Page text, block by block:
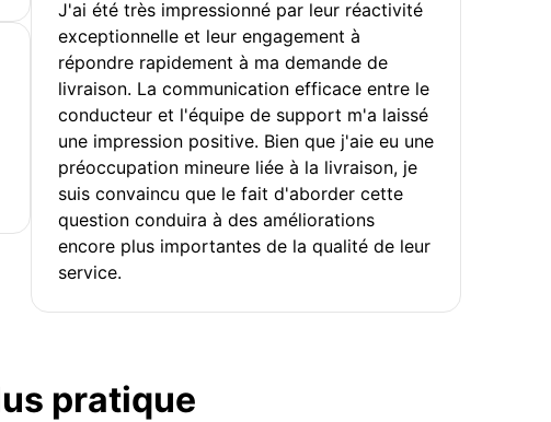
J'ai été très impressionné par leur réactivité
exceptionnelle et leur engagement à
répondre rapidement à ma demande de
livraison. La communication efficace entre le
conducteur et l'équipe de support m'a laissé
une impression positive. Bien que j'aie eu une
préoccupation mineure liée à la livraison, je
suis convaincu que le fait d'aborder cette
question conduira à des améliorations
encore plus importantes de la qualité de leur
service.
pratique